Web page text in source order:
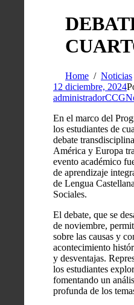
Home Noticias
12 diciembre, 2024
administradorCCG
En el marco del
los estudiantes de
debate
América y Europa
evento académico
de aprendizaje
de Lengua
Sociales.
El debate, que se
de noviembre,
sobre las causas y
acontecimiento
y desventajas.
los estudiantes
fomentando un
profunda de los